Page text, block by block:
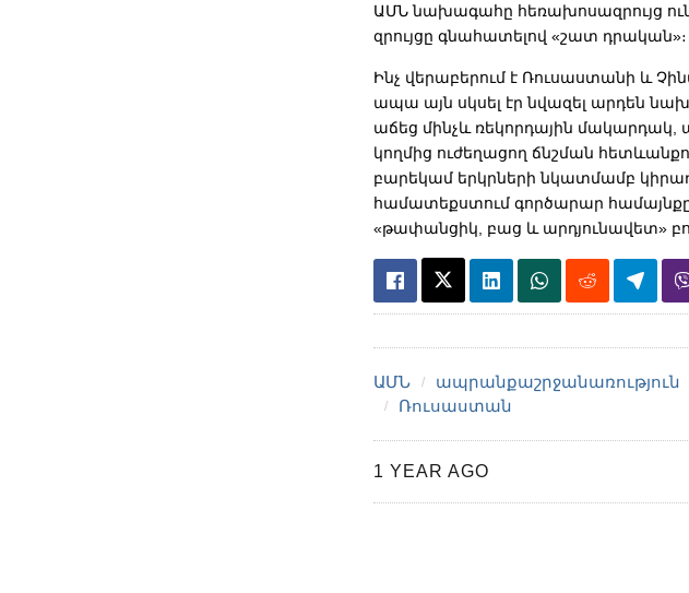
ԱՄՆ նախագահը հեռախոսազրույց
զրույցը գնահատելով «շատ դրական»։
Ինչ վերաբերում է Ռուսաստանի և
ապա այն սկսել էր նվազել արդեն
աճեց մինչև ռեկորդային մակարդակ,
կողմից ուժեղացող ճնշման
բարեկամ երկրների նկատմամբ
համատեքստում գործարար համայնքը
«թափանցիկ, բաց և արդյունավետ»
ԱՄՆ ապրանքաշրջանառություն
Ռուսաստան
1 YEAR AGO